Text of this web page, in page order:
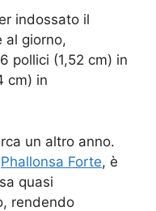
indossato il
al giorno,
pollici (1,52 cm) in
cm) in
un altro anno.
Phallonsa Forte, è
quasi
rendendo